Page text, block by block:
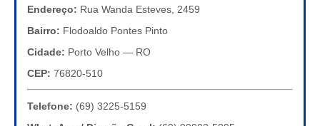
Endereço: Rua Wanda Esteves, 2459
Bairro: Flodoaldo Pontes Pinto
Cidade: Porto Velho — RO
CEP: 76820-510
Telefone: (69) 3225-5159